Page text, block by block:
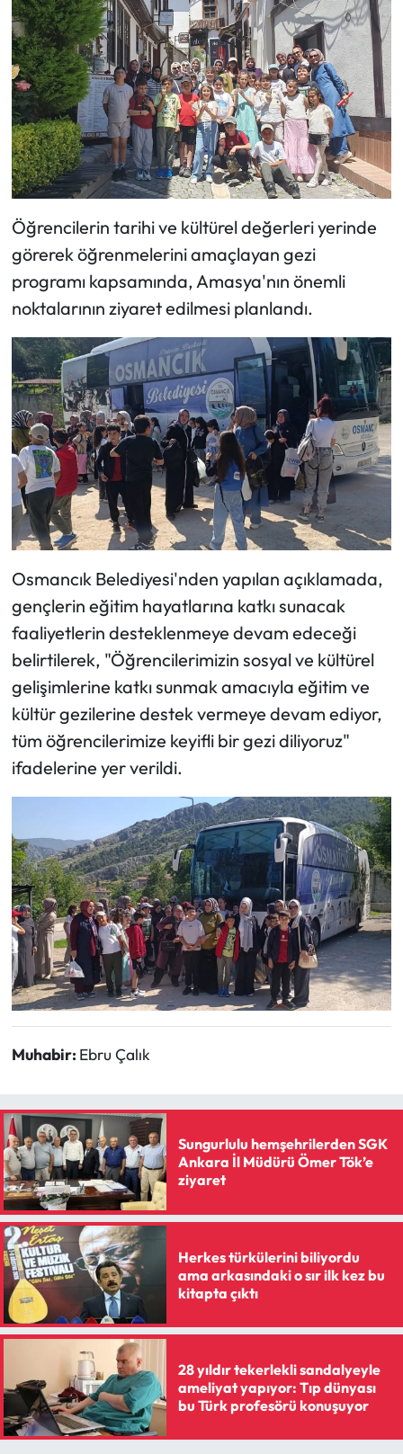
Öğrencilerin tarihi ve kültürel değerleri yerinde
görerek öğrenmelerini amaçlayan gezi
programı kapsamında, Amasya'nın önemli
noktalarının ziyaret edilmesi planlandı.
Osmancık Belediyesi'nden yapılan açıklamada,
gençlerin eğitim hayatlarına katkı sunacak
faaliyetlerin desteklenmeye devam edeceği
belirtilerek, "Öğrencilerimizin sosyal ve kültürel
gelişimlerine katkı sunmak amacıyla eğitim ve
kültür gezilerine destek vermeye devam ediyor,
tüm öğrencilerimize keyifli bir gezi diliyoruz"
ifadelerine yer verildi.
Muhabir: Ebru Çalık
Sungurlulu hemşehrilerden SGK
Ankara İl Müdürü Ömer Tök’e
ziyaret
Herkes türkülerini biliyordu
ama arkasındaki o sır ilk kez bu
kitapta çıktı
28 yıldır tekerlekli sandalyeyle
ameliyat yapıyor: Tıp dünyası
bu Türk profesörü konuşuyor
Osmancık Haberleri
Otomotiv
Resmi İlan
Resmi Reklam
Siyaset
Spor
Sungurlu Haberleri
Turizm
Uğurludağ Haberleri
Yaşam
Yayla Haber
Yemek Tarifleri
Yerel Haberler